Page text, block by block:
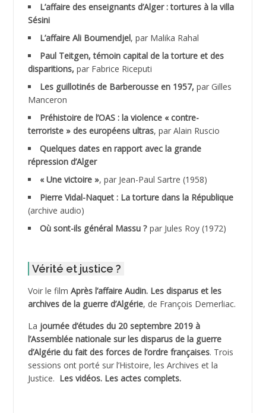
ACHLAF Ali
ADALMI
ADANE Ramdane *
ADDAD
ADDALA Boualem*
ADDANE
ADDECHE Rachid
ADELIOUAT Vve AIT SAADA
ADJANI Khaled
ADJAOUT
ADNI Mohamed Akli
ADOUL Arab *
L’affaire des enseignants d’Alger : tortures à la villa
Sésini
L’affaire Ali Boumendjel, par Malika Rahal
Paul Teitgen, témoin capital de la torture et des
disparitions, par Fabrice Riceputi
Les guillotinés de Barberousse en 1957, par Gilles
Manceron
Préhistoire de l’OAS : la violence « contre-
terroriste » des européens ultras, par Alain Ruscio
Quelques dates en rapport avec la grande
répression d’Alger
« Une victoire », par Jean-Paul Sartre (1958)
Pierre Vidal-Naquet : La torture dans la République
(archive audio)
Où sont-ils général Massu ? par Jules Roy (1972)
Vérité et justice ?
Voir le film Après l’affaire Audin. Les disparus et les
archives de la guerre d’Algérie, de François Demerliac.
La journée d’études du 20 septembre 2019 à
l’Assemblée nationale sur les disparus de la guerre
d’Algérie du fait des forces de l’ordre françaises. Trois
sessions ont porté sur l’Histoire, les Archives et la
Justice. Les vidéos. Les actes complets.